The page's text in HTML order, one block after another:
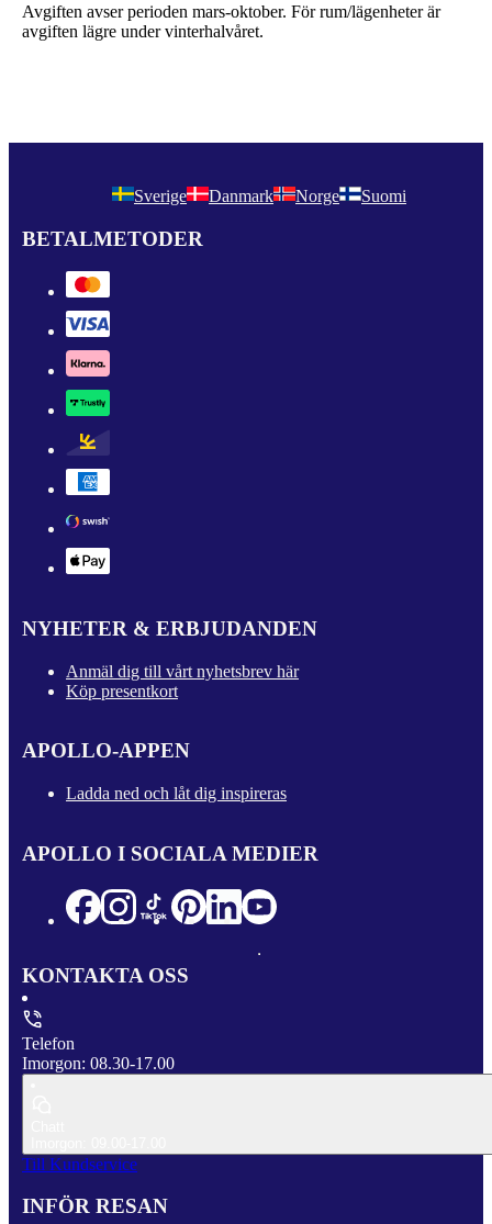
Avgiften avser perioden mars-oktober. För rum/lägenheter är
avgiften lägre under vinterhalvåret.
Sverige Danmark Norge Suomi
BETALMETODER
NYHETER & ERBJUDANDEN
Anmäl dig till vårt nyhetsbrev här
Köp presentkort
APOLLO-APPEN
Ladda ned och låt dig inspireras
APOLLO I SOCIALA MEDIER
KONTAKTA OSS
Telefon
Imorgon: 08.30-17.00
Till Kundservice
INFÖR RESAN